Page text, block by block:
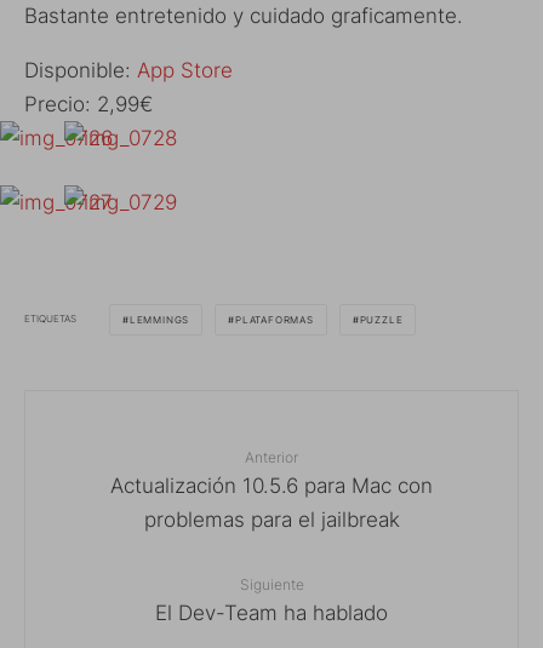
Bastante entretenido y cuidado graficamente.
Disponible: App Store
Precio: 2,99€
ETIQUETAS LEMMINGS PLATAFORMAS PUZZLE
Anterior
Actualización 10.5.6 para Mac con
problemas para el jailbreak
Siguiente
El Dev-Team ha hablado